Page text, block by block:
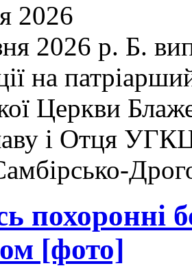
2026
2026 р. Б.
на
Церкви
і Отця
похоронні
[фото]